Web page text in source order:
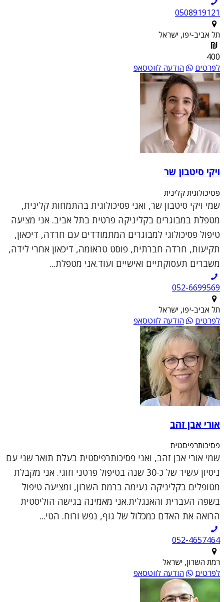
0508919121
תל אביב-יפו, ישראל
400
לפרטים
הודעה לווטסאפ
ויקי סיטבון שר
פסיכולוגית קלינית
שמי ויקי סיטבון שר, ואני פסיכולוגית בהתמחות קלינית,
מטפלת במבוגרים בקליניקה פרטית בתל אביב. אני מציעה
טיפול פסיכולוגי למבוגרים המתמודדים עם חרדה, דיכאון,
תקיעות, חרדה חברתית, פוסט טראומה, דיכאון אחרי לידה,
משברים תעסוקתיים ואישיים ועוד.אני מטפלת...
052-6699569
תל אביב-יפו, ישראל
לפרטים
הודעה לווטסאפ
אורי אבן זהב
פסיכותרפיסטית
שמי אורי אבן זהב, ואני פסיכותרפיסטית בעלת תואר שני עם
ניסיון עשיר של כ-30 שנה בטיפול פרטני וזוגי. אני מקבלת
מטופלים בקליניקה נעימה ברמת השרון, ומציעה טיפול
בשפה העברית והאנגלית.אני מאמינה בגישה הוליסטית
הרואה את האדם כמכלול של גוף, נפש ורוח. הטי...
052-4657464
רמת השרון, ישראל
לפרטים
הודעה לווטסאפ